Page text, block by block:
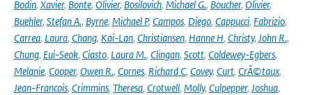
Bodin, Xavier, Bonte, Olivier, Bosilovich, Michael G., Boucher, Olivier,
Buehler, Stefan A., Byrne, Michael P, Campos, Diego, Cappucci, Fabrizio,
Carrea, Laura, Chang, Kai-Lan, Christiansen, Hanne H, Christy, John R.,
Chung, Eui-Seok, Ciasto, Laura M., Clingan, Scott, Coldewey-Egbers,
Melanie, Cooper, Owen R., Cornes, Richard C, Covey, Curt, CrÃ©taux,
Jean-Francois, Crimmins, Theresa, Crotwell, Molly, Culpepper, Joshua,